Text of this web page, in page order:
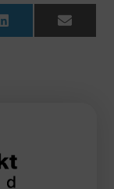
LinkedIn Email